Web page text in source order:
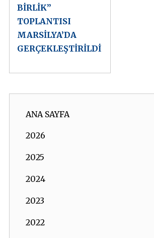
BİRLİK”
TOPLANTISI
MARSİLYA’DA
GERÇEKLEŞTİRİLDİ
ANA SAYFA
2026
2025
2024
2023
2022